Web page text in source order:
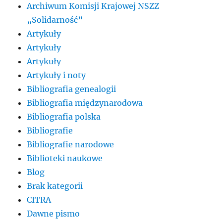
Archiwum Komisji Krajowej NSZZ
„Solidarność”
Artykuły
Artykuły
Artykuły
Artykuły i noty
Bibliografia genealogii
Bibliografia międzynarodowa
Bibliografia polska
Bibliografie
Bibliografie narodowe
Biblioteki naukowe
Blog
Brak kategorii
CITRA
Dawne pismo